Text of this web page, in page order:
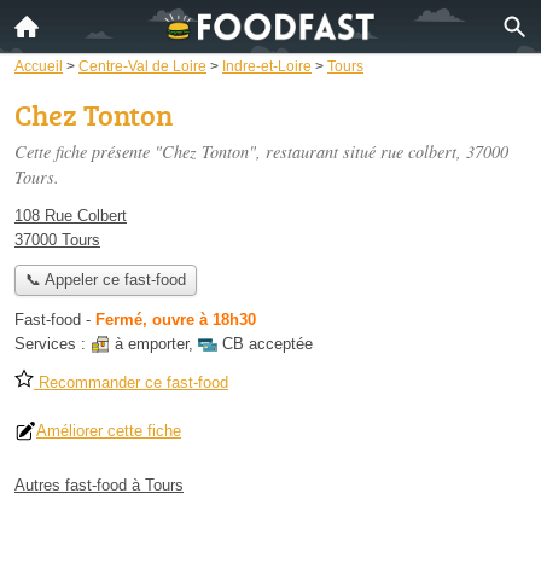
Accueil > Centre-Val de Loire > Indre-et-Loire > Tours
Chez Tonton
Cette fiche présente "Chez Tonton", restaurant situé rue colbert, 37000
Tours.
108 Rue Colbert
37000 Tours
📞 Appeler ce fast-food
Fast-food - Fermé, ouvre à 18h30
Services :
à emporter, CB acceptée
Recommander ce fast-food
Améliorer cette fiche
Autres fast-food à Tours